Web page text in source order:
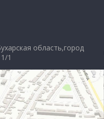
область,город
1